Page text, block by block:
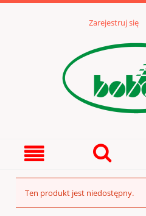
Zarejestruj się
Ten produkt jest niedostępny.